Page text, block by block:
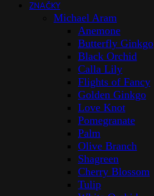
ZNAČKY
Michael Aram
Anemone
Butterfly Ginkgo
Black Orchid
Calla Lily
Flights of Fancy
Golden Ginkgo
Love Knot
Pomegranate
Palm
Olive Branch
Shagreen
Cherry Blossom
Tulip